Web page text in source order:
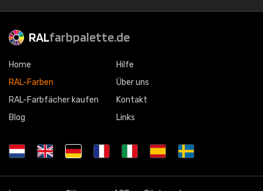
RALfarbpalette.de
Home
RAL-Farben
RAL-Farbfächer kaufen
Blog
Hilfe
Über uns
Kontakt
Links